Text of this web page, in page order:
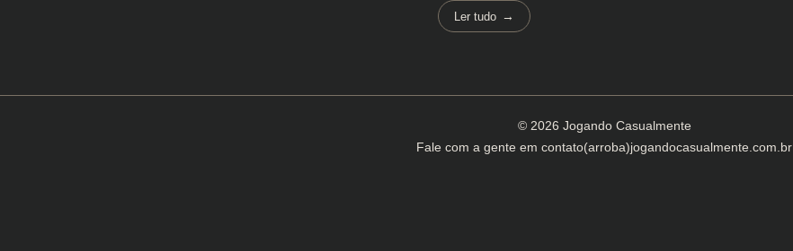
Ler tudo
© 2026 Jogando Casualmente
Fale com a gente em contato(arroba)jogandocasualmente.com.br